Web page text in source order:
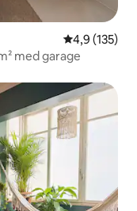
4,9 av 5 i
4,9 (135)
med garage